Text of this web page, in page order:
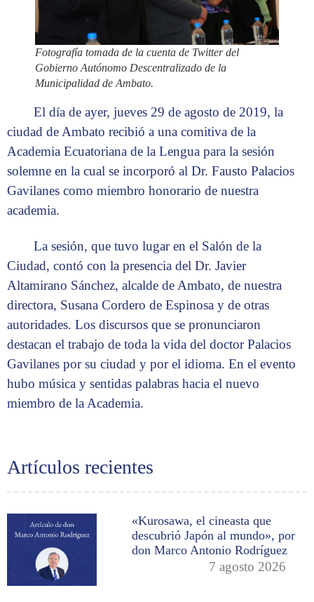
Artículos recientes
«Kurosawa, el cineasta que
descubrió Japón al mundo», por
don Marco Antonio Rodríguez
7 agosto 2026
Fotografía tomada de la cuenta de Twitter del
Gobierno Autónomo Descentralizado de la
Municipalidad de Ambato.
El día de ayer, jueves 29 de agosto de 2019, la
ciudad de Ambato recibió a una comitiva de la
Academia Ecuatoriana de la Lengua para la sesión
solemne en la cual se incorporó al Dr. Fausto Palacios
Gavilanes como miembro honorario de nuestra
academia.
La sesión, que tuvo lugar en el Salón de la
Ciudad, contó con la presencia del Dr. Javier
Altamirano Sánchez, alcalde de Ambato, de nuestra
directora, Susana Cordero de Espinosa y de otras
autoridades. Los discursos que se pronunciaron
destacan el trabajo de toda la vida del doctor Palacios
Gavilanes por su ciudad y por el idioma. En el evento
hubo música y sentidas palabras hacia el nuevo
miembro de la Academia.